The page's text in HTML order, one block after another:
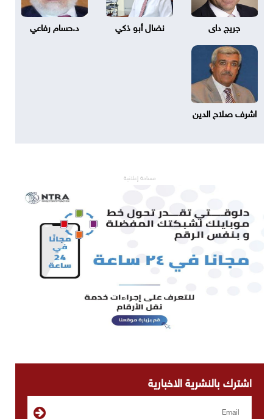
جريج داى نضال أبو ذكي د.حسام رفاعي
اشرف صلاح الدين
مساحة إعلانية
اشترك بالنشرية الاخبارية